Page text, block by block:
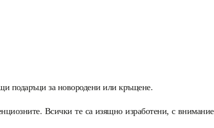
подаръци за новородени или кръщене.
Всички те са изящно изработени, с внимание